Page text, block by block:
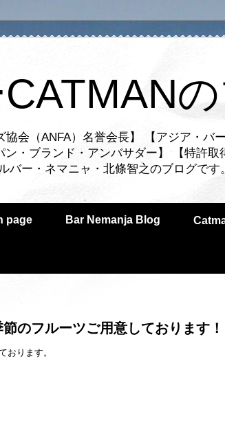
協会（ANFA）名誉会長】 【アジア・バ
ン・ブランド・アンバサダー】 【特許
ー・ネマニャ・北條智之のブログです。
page Bar Nemanja Blog
のフルーツご用意しております！
おります。